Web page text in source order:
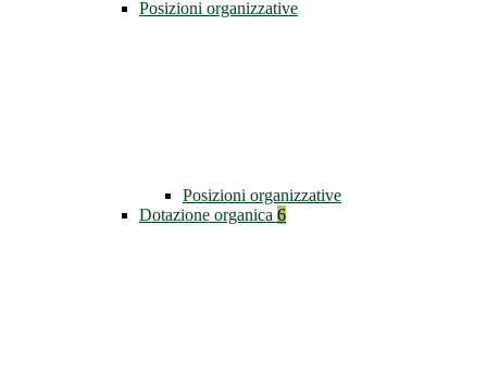
Posizioni organizzative
Posizioni organizzative
Dotazione organica 6